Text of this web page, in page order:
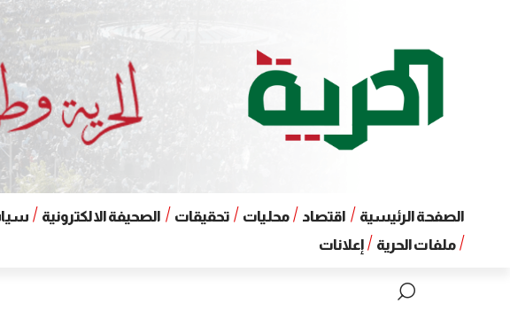
الصفحة الرئيسية اقتصاد محليات تحقيقات الصحيفة الالكترونية
ملفات الحرية
إعلانات